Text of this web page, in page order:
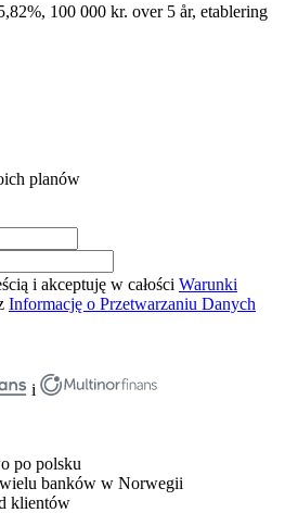
100 000 kr. over 5 år, etablering
planów
i akceptuję w całości Warunki
Informację o Przetwarzaniu Danych
i
po polsku
banków w Norwegii
klientów